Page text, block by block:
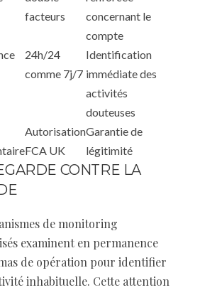
facteurs
concernant le
compte
24h/24
comme 7j/7
Identification
immédiate des
activités
douteuses
Autorisation
FCA UK
Garantie de
légitimité
CONTRE LA
de monitoring
examinent en permanence
de opération pour identifier
inhabituelle. Cette attention